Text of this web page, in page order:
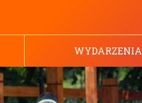
WYDARZENIA